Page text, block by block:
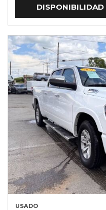
DISPONIBILIDAD
USADO